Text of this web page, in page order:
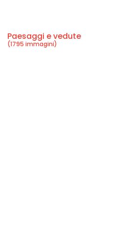
Paesaggi e vedute
(1795 immagini)